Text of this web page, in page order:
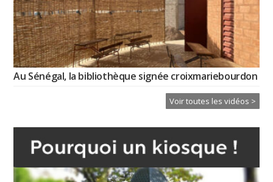
Au Sénégal, la bibliothèque signée croixmariebourdon
Voir toutes les vidéos >